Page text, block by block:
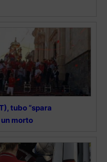
tubo “spara
morto